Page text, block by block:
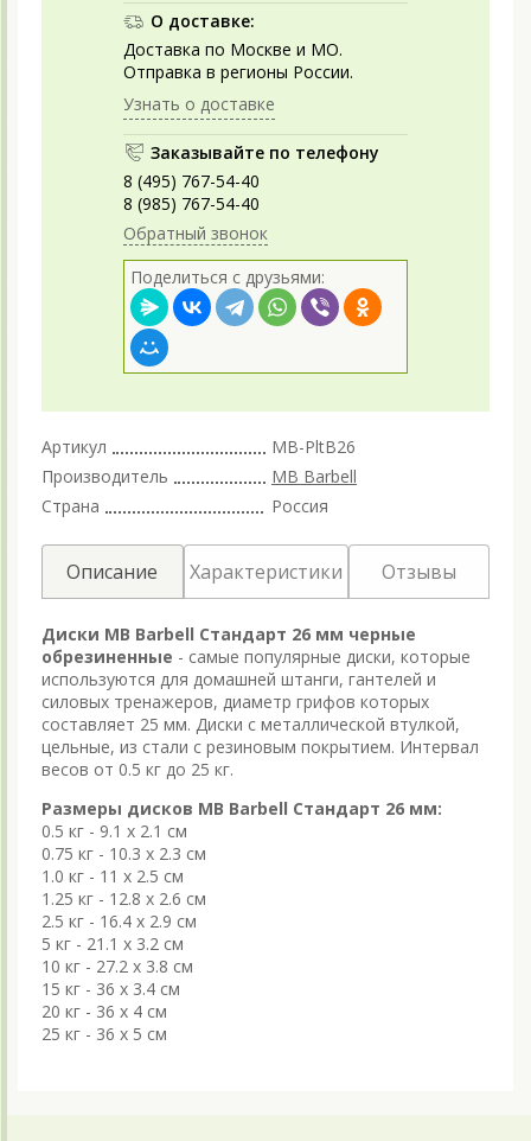
О доставке:
Доставка по Москве и МО.
Отправка в регионы России.
Узнать о доставке
Заказывайте по телефону
8 (495) 767-54-40
8 (985) 767-54-40
Обратный звонок
Поделиться с друзьями:
Артикул
MB-PltB26
Производитель
MB Barbell
Страна
Россия
Описание Характеристики Отзывы
Диски MB Barbell Стандарт 26 мм черные
обрезиненные - самые популярные диски, которые
используются для домашней штанги, гантелей и
силовых тренажеров, диаметр грифов которых
составляет 25 мм. Диски с металлической втулкой,
цельные, из стали с резиновым покрытием. Интервал
весов от 0.5 кг до 25 кг.
Размеры дисков MB Barbell Стандарт 26 мм:
0.5 кг - 9.1 х 2.1 см
0.75 кг - 10.3 х 2.3 см
1.0 кг - 11 х 2.5 см
1.25 кг - 12.8 х 2.6 см
2.5 кг - 16.4 х 2.9 см
5 кг - 21.1 х 3.2 см
10 кг - 27.2 х 3.8 см
15 кг - 36 х 3.4 см
20 кг - 36 х 4 см
25 кг - 36 х 5 см